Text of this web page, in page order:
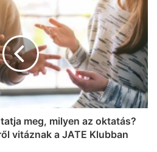
meg, milyen az oktatás?
vitáznak a JATE Klubban